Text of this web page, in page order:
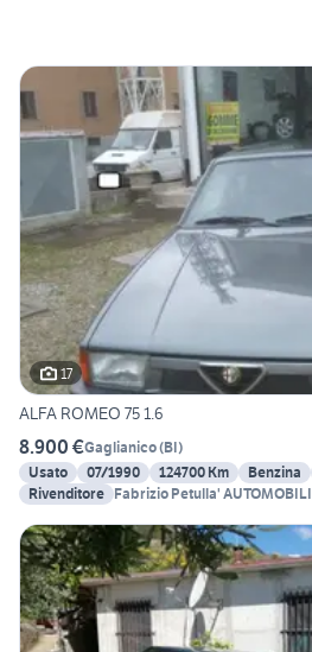
17
ALFA ROMEO 75 1.6
8.900 €Gaglianico(BI)
Usato
07/1990 124700 Km Benzina
Rivenditore Fabrizio Petulla' AUTOMOBILI